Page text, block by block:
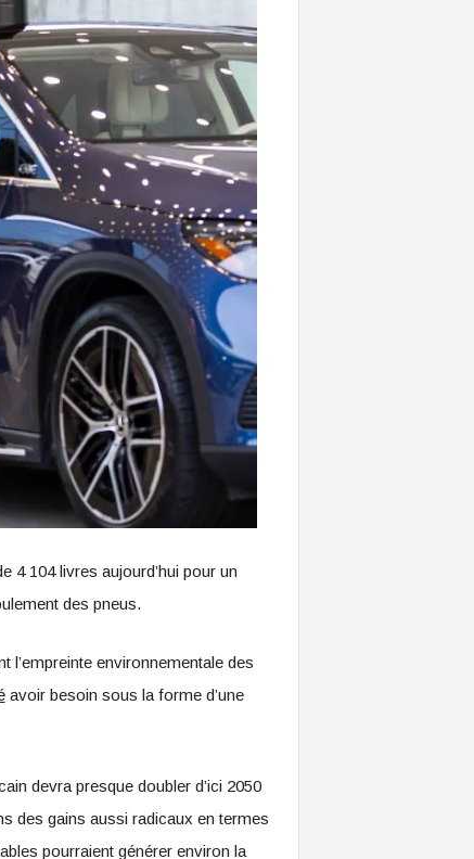
4 104 livres aujourd’hui pour un
des pneus.
l’empreinte environnementale des
avoir besoin sous la forme d’une
devra presque doubler d’ici 2050
des gains aussi radicaux en termes
pourraient générer environ la